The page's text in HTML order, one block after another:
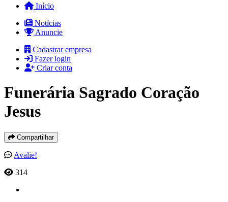
Início
Notícias
Anuncie
Cadastrar empresa
Fazer login
Criar conta
Funerária Sagrado Coração
Jesus
Compartilhar
Avalie!
314